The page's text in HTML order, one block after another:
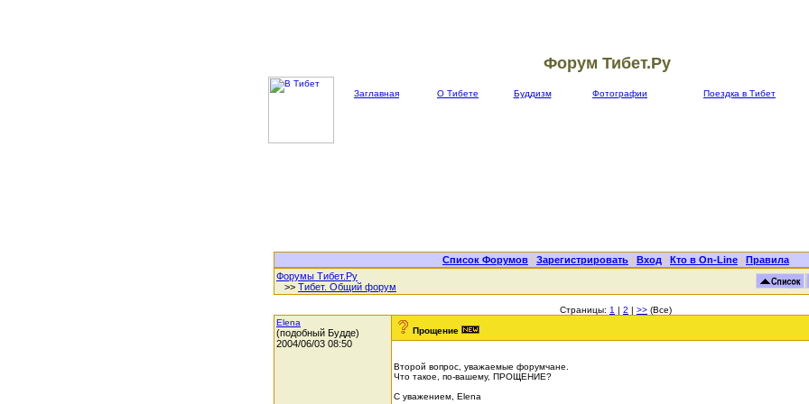
Форум Тибет.Ру
Заглавная О Тибете Буддизм Фотографии Поездка в Тибет
Список Форумов | Зарегистрировать | Вход | Кто в On-Line | Правила
Форумы Тибет.Ру
>> Тибет. Общий форум
Страницы: 1 | 2 | >> (Все)
Elena
(подобный Будде)
2004/06/03 08:50
Прощение
Второй вопрос, уважаемые форумчане.
Что такое, по-вашему, ПРОЩЕНИЕ?
С уважением, Elena